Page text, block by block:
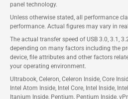
panel technology.
Unless otherwise stated, all performance
performance. Actual figures may vary in
The actual transfer speed of USB 3.0, 3.1,
depending on many factors including the
device, file attributes and other factors
your operating environment.
Ultrabook, Celeron, Celeron Inside, Core
Intel Atom Inside, Intel Core, Intel Inside,
Itanium Inside, Pentium, Pentium Inside,